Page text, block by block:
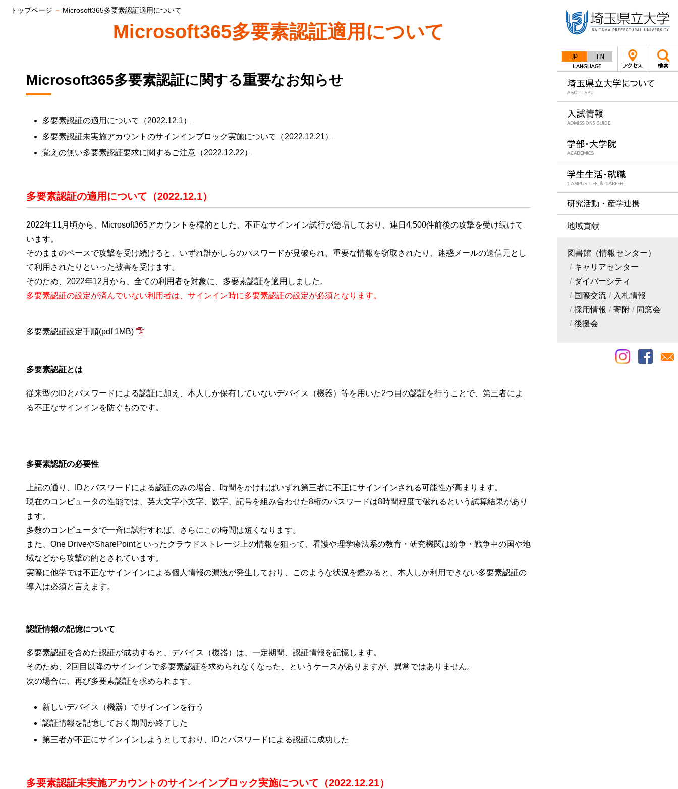
JapaneseEnglish
研究活動・産学連携
地域貢献
図書館（情報センター）
キャリアセンター
ダイバーシティ
国際交流
入札情報
採用情報
寄附
同窓会
後援会
トップページ － Microsoft365多要素認証適用について
Microsoft365多要素認証適用について
Microsoft365多要素認証に関する重要なお知らせ
多要素認証の適用について（2022.12.1）
多要素認証未実施アカウントのサインインブロック実施について（2022.12.21）
覚えの無い多要素認証要求に関するご注意（2022.12.22）
多要素認証の適用について（2022.12.1）
2022年11月頃から、Microsoft365アカウントを標的とした、不正なサインイン試行が急増しており、連日4,500件前後の攻撃を受け続けて
います。
そのままのペースで攻撃を受け続けると、いずれ誰かしらのパスワードが見破られ、重要な情報を窃取されたり、迷惑メールの送信元とし
て利用されたりといった被害を受けます。
そのため、2022年12月から、全ての利用者を対象に、多要素認証を適用しました。
多要素認証の設定が済んでいない利用者は、サインイン時に多要素認証の設定が必須となります。
多要素認証設定手順(pdf 1MB)
多要素認証とは
従来型のIDとパスワードによる認証に加え、本人しか保有していないデバイス（機器）等を用いた2つ目の認証を行うことで、第三者によ
る不正なサインインを防ぐものです。
多要素認証の必要性
上記の通り、IDとパスワードによる認証のみの場合、時間をかければいずれ第三者に不正にサインインされる可能性が高まります。
現在のコンピュータの性能では、英大文字小文字、数字、記号を組み合わせた8桁のパスワードは8時間程度で破れるという試算結果があり
ます。
多数のコンピュータで一斉に試行すれば、さらにこの時間は短くなります。
また、One DriveやSharePointといったクラウドストレージ上の情報を狙って、看護や理学療法系の教育・研究機関は紛争・戦争中の国や地
域などから攻撃の的とされています。
実際に他学では不正なサインインによる個人情報の漏洩が発生しており、このような状況を鑑みると、本人しか利用できない多要素認証の
導入は必須と言えます。
認証情報の記憶について
多要素認証を含めた認証が成功すると、デバイス（機器）は、一定期間、認証情報を記憶します。
そのため、2回目以降のサインインで多要素認証を求められなくなった、というケースがありますが、異常ではありません。
次の場合に、再び多要素認証を求められます。
新しいデバイス（機器）でサインインを行う
認証情報を記憶しておく期間が終了した
第三者が不正にサインインしようとしており、IDとパスワードによる認証に成功した
多要素認証未実施アカウントのサインインブロック実施について（2022.12.21）